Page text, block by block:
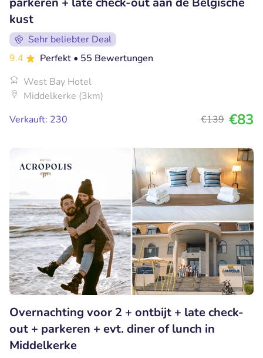
kust
Sehr beliebter Deal
9.4
Perfekt • 55 Bewertungen
West Bay Hotel
Middelkerke (3km)
Verkauft: 230
€139 €83
Overnachting voor 2 + ontbijt + late check-
out + parkeren + evt. diner of lunch in
Middelkerke